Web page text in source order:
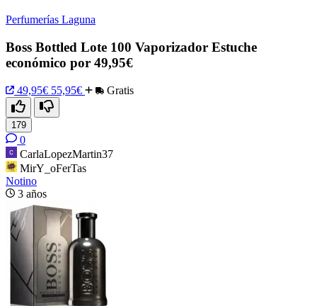
Perfumerías Laguna
Boss Bottled Lote 100 Vaporizador Estuche
económico por 49,95€
49,95€ 55,95€ Gratis
179
0
CarlaLopezMartin37
MirY_oFerTas
Notino
3 años